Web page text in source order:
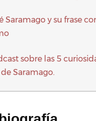
Saramago y su frase
sobre las 5
Saramago.